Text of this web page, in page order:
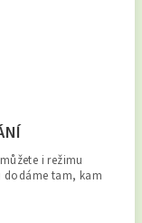
i režimu
tam, kam